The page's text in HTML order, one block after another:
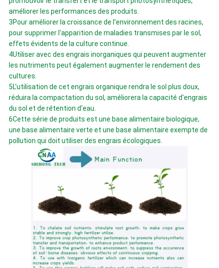
améliorer les performances des produits.
3Pour améliorer la croissance de l'environnement des racines,
pour supprimer l'apparition de maladies transmises par le sol,
effets évidents de la culture continue.
4Utiliser avec des engrais inorganiques qui peuvent augmenter
les nutriments peut également augmenter le rendement des
cultures.
5L'utilisation de cet engrais organique rendra le sol plus doux,
réduira la compacta­tion du sol, améliorera la capacité d'engrais
du sol et de rétention d'eau.
6Cette série de produits est une base alimentaire biologique,
une base alimentaire verte et une base alimentaire exempte de
pollution qui doit utiliser des engrais écologiques.